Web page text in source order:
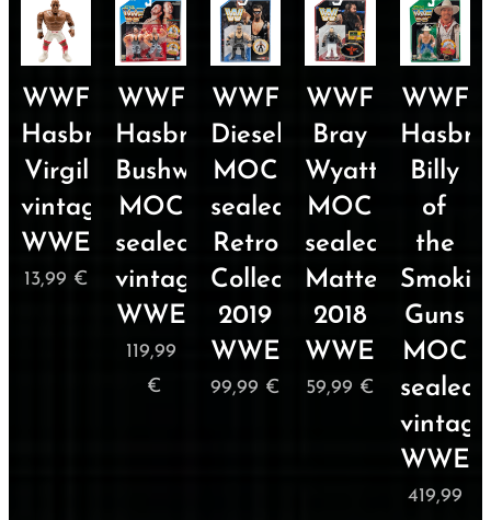
WWF
Hasbro
Virgil
vintage
WWE
13,99 €
WWF
Hasbro
Bushwrackers
MOC
sealed
vintage
WWE
119,99
€
WWF
Diesel
MOC
sealed
Retro
Collection
2019
WWE
99,99 €
WWF
Bray
Wyatt
MOC
sealed
Mattel
2018
WWE
59,99 €
WWF
Hasbro
Billy
of
the
Guns
MOC
sealed
vintage
WWE
419,99